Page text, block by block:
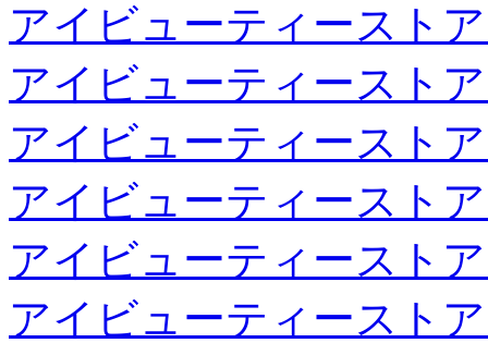
アイビューティースト
アイビューティースト
アイビューティースト
アイビューティースト
アイビューティースト
アイビューティースト